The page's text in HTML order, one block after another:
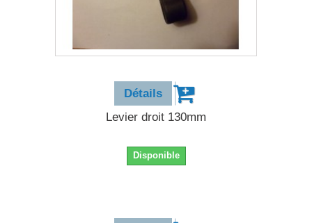
Détails
Levier droit 130mm
Disponible